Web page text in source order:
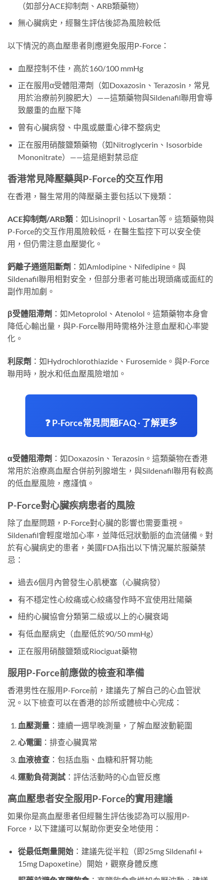
（如部分ACE抑制劑、ARB類藥物）
無心臟病史，經醫生評估後認為風險較低
以下情況的高血壓患者則應避免服用P-Force：
血壓控制不佳，高於160/100 mmHg
正在服用α受體阻滯劑（如Doxazosin、Terazosin，常見
用於治療前列腺肥大）——這類藥物與Sildenafil聯用會導
致嚴重的血壓下降
曾有心臟病發、中風或嚴重心律不整病史
正在服用硝酸鹽類藥物（如Nitroglycerin、Isosorbide
Mononitrate）——這是絕對禁忌症
香港常見降壓藥與P-Force的交互作用
在香港，醫生常用的降壓藥主要包括以下幾類：
ACE抑制劑/ARB類 ：如Lisinopril、Losartan等。這類藥物與
P-Force的交互作用風險較低，在醫生監控下可以安全使
用，但仍需注意血壓變化。
鈣離子通道阻斷劑 ：如Amlodipine、Nifedipine。與
Sildenafil聯用相對安全，但部分患者可能出現頭痛或面紅的
副作用加劇。
β受體阻滯劑 ：如Metoprolol、Atenolol。這類藥物本身會
降低心輸出量，與P-Force聯用時需格外注意血壓和心率變
化。
利尿劑 ：如Hydrochlorothiazide、Furosemide。與P-Force
聯用時，脫水和低血壓風險增加。
❓ P-Force常見問題FAQ · 了解更多
α受體阻滯劑 ：如Doxazosin、Terazosin。這類藥物在香港
常用於治療高血壓合併前列腺增生，與Sildenafil聯用有較高
的低血壓風險，應謹慎。
P-Force對心臟疾病患者的風險
除了血壓問題，P-Force對心臟的影響也需要重視。
Sildenafil會輕度增加心率，並降低冠狀動脈的血流儲備。對
於有心臟病史的患者，美國FDA指出以下情況屬於服藥禁
忌：
過去6個月內曾發生心肌梗塞（心臟病發）
有不穩定性心絞痛或心絞痛發作時不宜使用壯陽藥
紐約心臟協會分類第二級或以上的心臟衰竭
有低血壓病史（血壓低於90/50 mmHg）
正在服用硝酸鹽類或Riociguat藥物
服用P-Force前應做的檢查和準備
香港男性在服用P-Force前，建議先了解自己的心血管狀
況。以下檢查可以在香港的診所或體檢中心完成：
血壓測量：連續一週早晚測量，了解血壓波動範圍
心電圖 ：排查心臟異常
血液檢查：包括血脂、血糖和肝腎功能
運動負荷測試：評估活動時的心血管反應
高血壓患者安全服用P-Force的實用建議
如果你是高血壓患者但經醫生評估後認為可以服用P-
Force，以下建議可以幫助你更安全地使用：
從最低劑量開始：建議先從半粒（即25mg Sildenafil +
15mg Dapoxetine）開始，觀察身體反應